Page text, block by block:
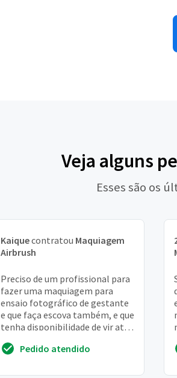
Veja alguns
Esses são os
Kaiquecontratou Maquiagem
Airbrush
Preciso de um profissional para
fazer uma maquiagem para
ensaio fotográfico de gestante
e que faça escova também, e que
tenha disponibilidade de vir até
Pedido atendido